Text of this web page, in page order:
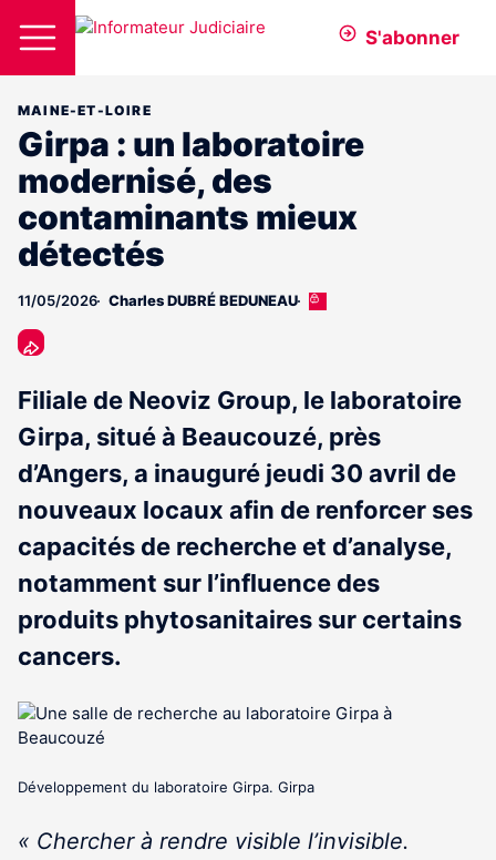
S'abonner
MAINE-ET-LOIRE
Girpa : un laboratoire
modernisé, des
contaminants mieux
détectés
11/05/2026 Charles DUBRÉ BEDUNEAU
Cet
abonnés
Filiale de Neoviz Group, le laboratoire
Girpa, situé à Beaucouzé, près
d’Angers, a inauguré jeudi 30 avril de
nouveaux locaux afin de renforcer ses
capacités de recherche et d’analyse,
notamment sur l’influence des
produits phytosanitaires sur certains
cancers.
Développement du laboratoire Girpa. Girpa
« Chercher à rendre visible l’invisible.